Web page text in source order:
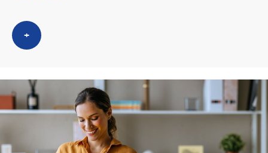
a
a
s
l
t
r
o
e
i
d
+